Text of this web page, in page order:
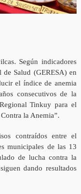
Según indicadores
Salud (GERESA) en
el índice de anemia
consecutivos de la
Tinkuy para el
la Anemia”.
contraídos entre el
municipales de las 13
de lucha contra la
dando resultados